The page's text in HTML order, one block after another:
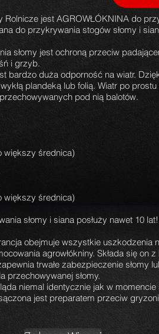
jest AGROWŁÓKNINA do
do przykrywania stogów słomy i
słomy jest ochroną przeciw
i grzyb.
bardzo duża odporność na wiatr.
plandeką lub folią. Wiatr po
pod nią balotów.
większy średnica)
większy średnica)
słomy i siana posłuży nawet 10
obejmuje wszystkie uszkodzenia
agrowłókniny. Składa się on
trwałe zabezpieczenie słomy
przechowywanej słomy.
niemal identycznie jak w
jest preparatem przeciw